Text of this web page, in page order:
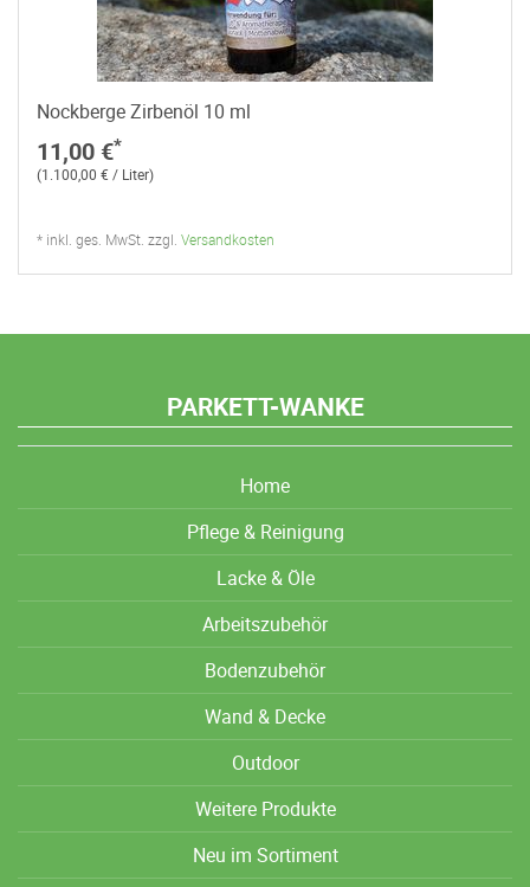
Nockberge Zirbenöl 10 ml
11,00 €*
(1.100,00 € / Liter)
* inkl. ges. MwSt. zzgl. Versandkosten
PARKETT-WANKE
Home
Pflege & Reinigung
Lacke & Öle
Arbeitszubehör
Bodenzubehör
Wand & Decke
Outdoor
Weitere Produkte
Neu im Sortiment